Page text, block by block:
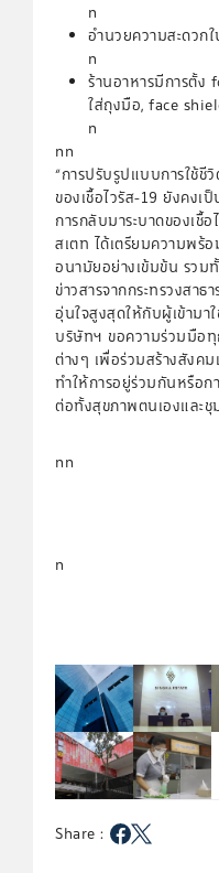
n
อำนวยความสะดวกใ
n
ร้านอาหารมีการตั้ง
ใส่ถุงมือ, face
n
nn
“การปรับรูปแบบการใช้ชี
ของเชื้อไวรัส-19 ยังคงเป็
การกลับมาระบาดของเชื้
สเตท ได้เตรียมความพร้
อนามัยอย่างเข้มข้น รวม
ข่าวสารจากกระทรวงสา
อุ่นใจสูงสุดให้กับผู้เข้ามา
บริษัทฯ ขอความร่วมมือทุ
ต่างๆ เพื่อร่วมสร้างสังค
ทำให้การอยู่ร่วมกันหรือ
ต่อทั้งสุขภาพตนเองและ
nn
n
Preview Preview
Share :